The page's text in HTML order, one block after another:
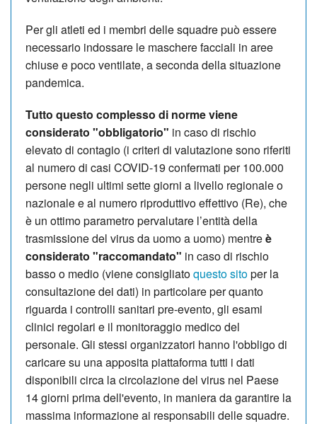
Pergli atleti ed i membri delle squadrepuò essere
necessario indossare le maschere facciali in aree
chiuse e poco ventilate, aseconda della situazione
pandemica.
Tutto questo complesso di norme viene
considerato "obbligatorio" in caso di rischio
elevato di contagio (i criteri di valutazione sono riferiti
al numero di casi COVID-19 confermati per 100.000
persone negli ultimi sette giorni a livello regionale o
nazionalee al numero riproduttivo effettivo (Re), che
è un ottimo parametropervalutare l’entità della
trasmissione del virus da uomo a uomo) mentreè
considerato "raccomandato" in caso di rischio
basso o medio (viene consigliatoquesto sitoper la
consultazione dei dati) in particolare per quanto
riguarda i controlli sanitari pre-evento, gli esami
clinici regolari e il monitoraggio medico del
personale. Gli stessi organizzatori hanno l'obbligo di
caricare su una apposita piattaforma tutti i dati
disponibili circa la circolazione del virus nel Paese
14 giorni prima dell'evento, in maniera da garantire la
massima informazione ai responsabili delle squadre.